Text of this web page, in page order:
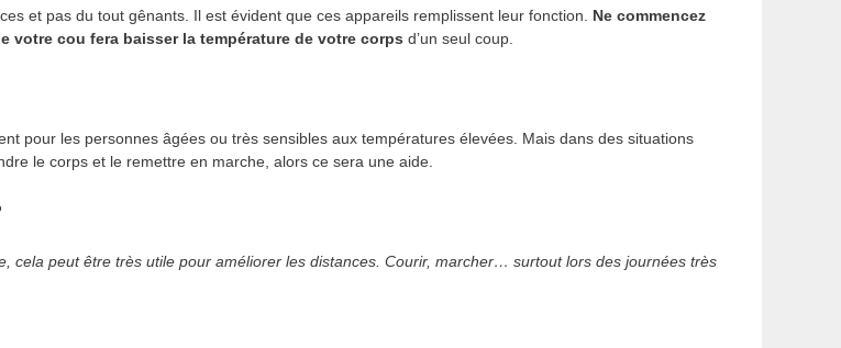
et pas du tout gênants. Il est évident que ces appareils remplissent leur fonction. Ne commencez
votre cou fera baisser la température de votre corps d’un seul coup.
pour les personnes âgées ou très sensibles aux températures élevées. Mais dans des situations
le corps et le remettre en marche, alors ce sera une aide.
cela peut être très utile pour améliorer les distances. Courir, marcher… surtout lors des journées très